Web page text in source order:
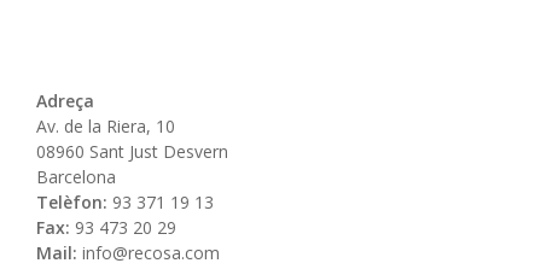
Adreça
Av. de la Riera, 10
08960 Sant Just Desvern
Barcelona
Telèfon: 93 371 19 13
Fax: 93 473 20 29
Mail: info@recosa.com